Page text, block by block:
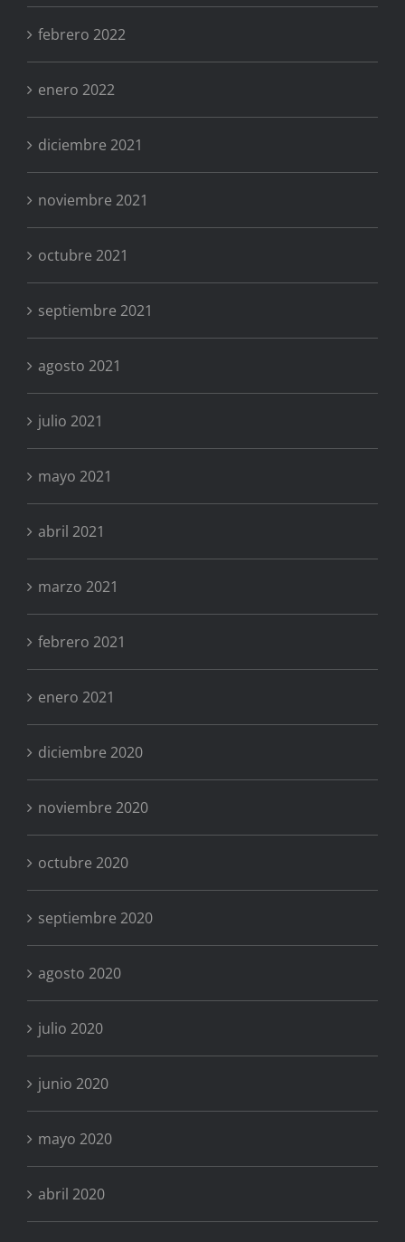
febrero 2022
enero 2022
diciembre 2021
noviembre 2021
octubre 2021
septiembre 2021
agosto 2021
julio 2021
mayo 2021
abril 2021
marzo 2021
febrero 2021
enero 2021
diciembre 2020
noviembre 2020
octubre 2020
septiembre 2020
agosto 2020
julio 2020
junio 2020
mayo 2020
abril 2020